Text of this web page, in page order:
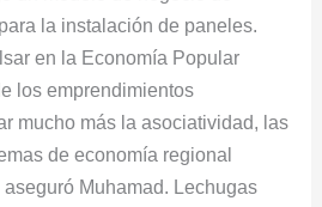
la instalación de paneles.
en la Economía Popular
los emprendimientos
mucho más la asociatividad, las
de economía regional
aseguró Muhamad. Lechugas